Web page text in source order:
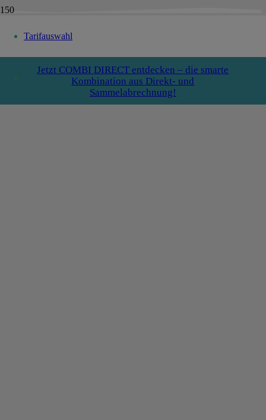
Tarifauswahl
Jetzt COMBI DIRECT entdecken – die smarte
Kombination aus Direkt- und
Sammelabrechnung!